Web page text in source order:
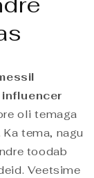
oli temaga
tema, nagu
toodab
Veetsime